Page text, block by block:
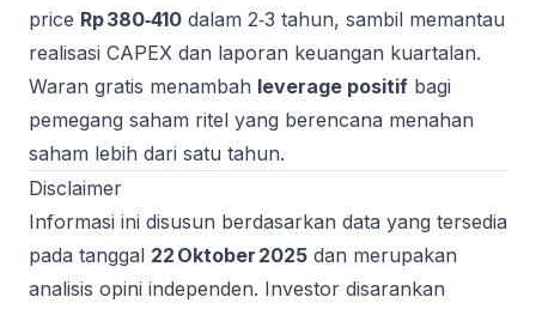
price Rp 380‑410 dalam 2‑3 tahun, sambil memantau
realisasi CAPEX dan laporan keuangan kuartalan.
Waran gratis menambah leverage positif bagi
pemegang saham ritel yang berencana menahan
saham lebih dari satu tahun.
Disclaimer
Informasi ini disusun berdasarkan data yang tersedia
pada tanggal 22 Oktober 2025 dan merupakan
analisis opini independen. Investor disarankan